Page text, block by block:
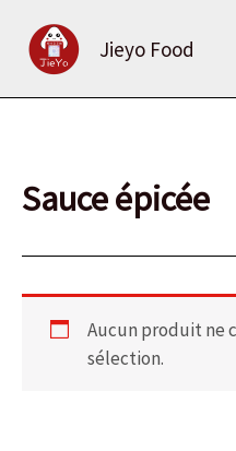
contenu
Jieyo Food
Sauce épicée
Aucun produit ne
sélection.